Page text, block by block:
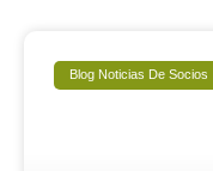
Blog Noticias De Socios